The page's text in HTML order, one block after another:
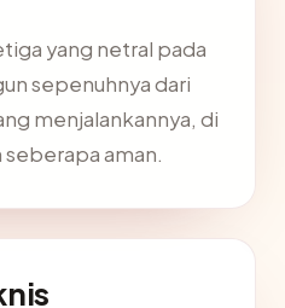
yang netral pada
sepenuhnya dari
menjalankannya, di
seberapa aman.